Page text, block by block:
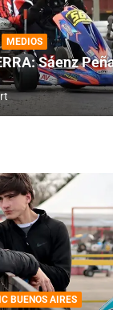
MEDIOS
Sáenz
BUENOS AIRES